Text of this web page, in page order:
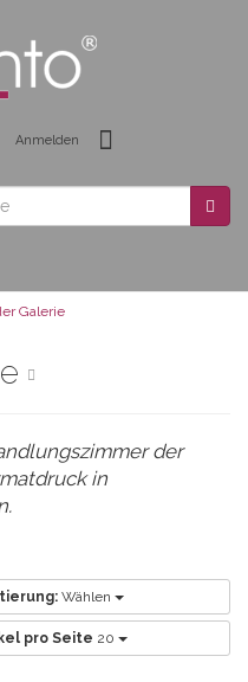
Anmelden
Galerie
der
in
Wählen
pro Seite 20